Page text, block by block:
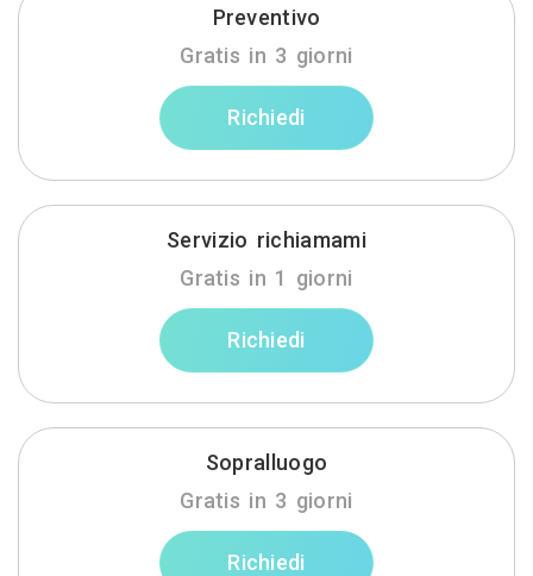
Preventivo
Gratis in 3 giorni
Richiedi
Servizio richiamami
Gratis in 1 giorni
Richiedi
Sopralluogo
Gratis in 3 giorni
Richiedi